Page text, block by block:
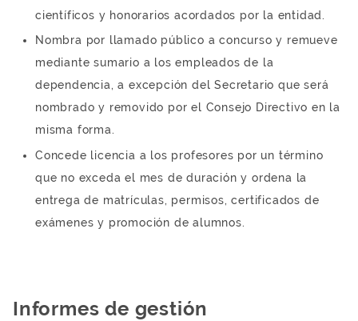
científicos y honorarios acordados por la entidad.
Nombra por llamado público a concurso y remueve
mediante sumario a los empleados de la
dependencia, a excepción del Secretario que será
nombrado y removido por el Consejo Directivo en la
misma forma.
Concede licencia a los profesores por un término
que no exceda el mes de duración y ordena la
entrega de matrículas, permisos, certificados de
exámenes y promoción de alumnos.
Informes de gestión